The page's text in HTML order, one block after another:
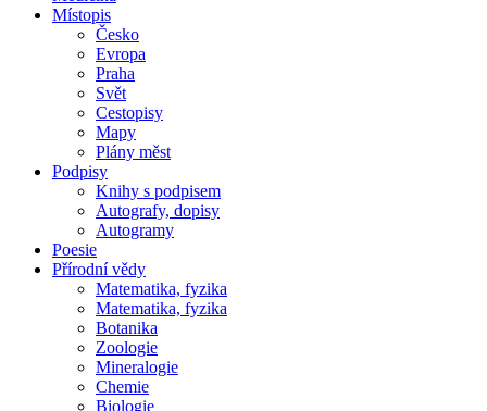
Místopis
Česko
Evropa
Praha
Svět
Cestopisy
Mapy
Plány měst
Podpisy
Knihy s podpisem
Autografy, dopisy
Autogramy
Poesie
Přírodní vědy
Matematika, fyzika
Matematika, fyzika
Botanika
Zoologie
Mineralogie
Chemie
Biologie